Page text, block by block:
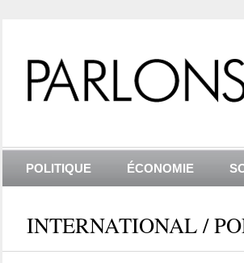
POLITIQUE ÉCONOMIE
INTERNATIONAL /